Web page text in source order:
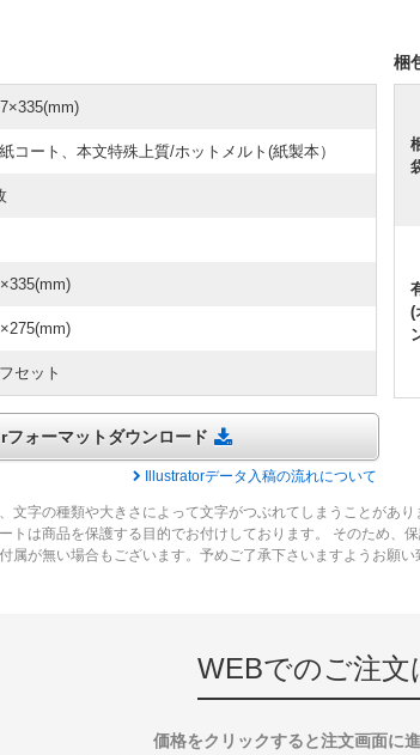
コート、本文特殊上質/ホットメルト(紙製本）
セット
ォーマットダウンロード
Illustratorデータ入稿の流れについて
梱
(
字の種類や大きさによって文字がつぶれてしまうことがあり
は商品を保護する目的でお付けしております。 そのため、
属が無い場合もございます。予めご了承下さいますようお願い
WEBでのご注文
価格をクリックすると注文画面に